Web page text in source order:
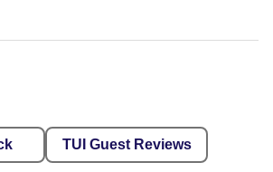
TUI Guest Reviews